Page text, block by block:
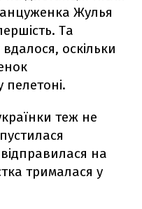
Жулья
Та
оскільки
теж не
на
трималася у